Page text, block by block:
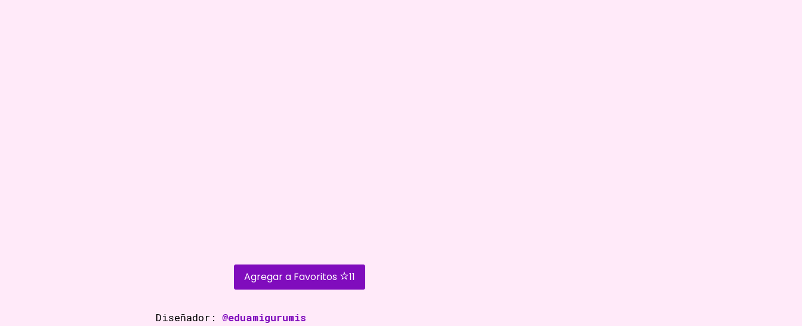
Agregar a Favoritos 11
Diseñador: @eduamigurumis